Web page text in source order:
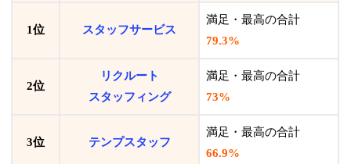
1位 スタッフサービス
満足・最高の合計
79.3%
2位
リクルート
スタッフィング
満足・最高の合計
73%
3位 テンプスタッフ
満足・最高の合計
66.9%